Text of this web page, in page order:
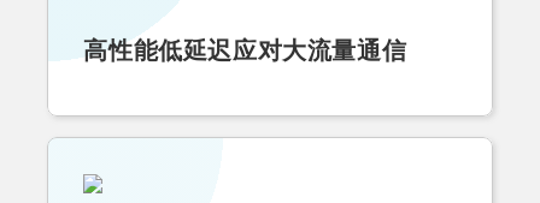
高性能低延迟应对大流量通信